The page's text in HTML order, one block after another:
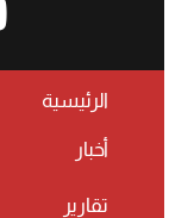
الرئيسية
أخبار
تقارير